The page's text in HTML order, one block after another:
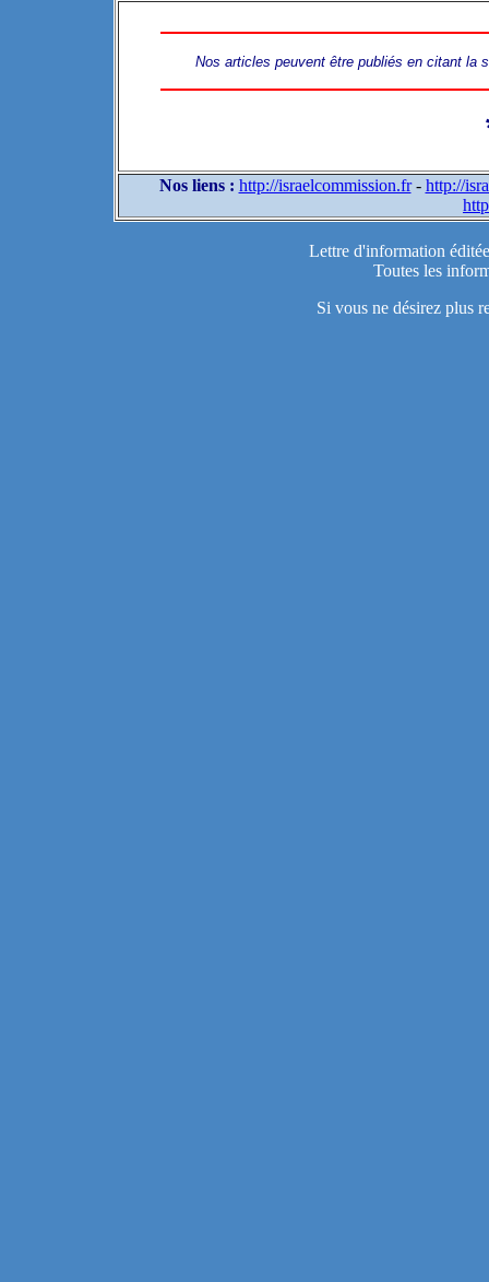
Nos articles peuvent être publiés en citant la
Nos liens : http://israelcommission.fr- http://
Lettre d'information
Toutes les
Si vous ne désirez plus